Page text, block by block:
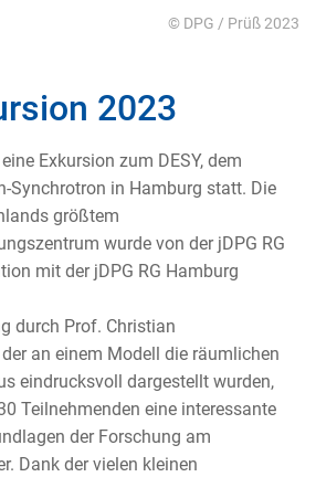
© DPG / Prüß 2023
2023
Exkursion zum DESY, dem
Synchrotron in Hamburg statt. Die
größtem
wurde von der jDPG RG
mit der jDPG RG Hamburg
durch Prof. Christian
an einem Modell die räumlichen
eindrucksvoll dargestellt wurden,
Teilnehmenden eine interessante
der Forschung am
Dank der vielen kleinen